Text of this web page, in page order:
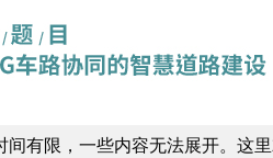
间有限，一些内容无法展开。这